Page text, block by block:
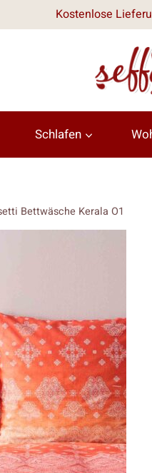
Kostenlose
Schlafen
Bettwäsche Kerala O1